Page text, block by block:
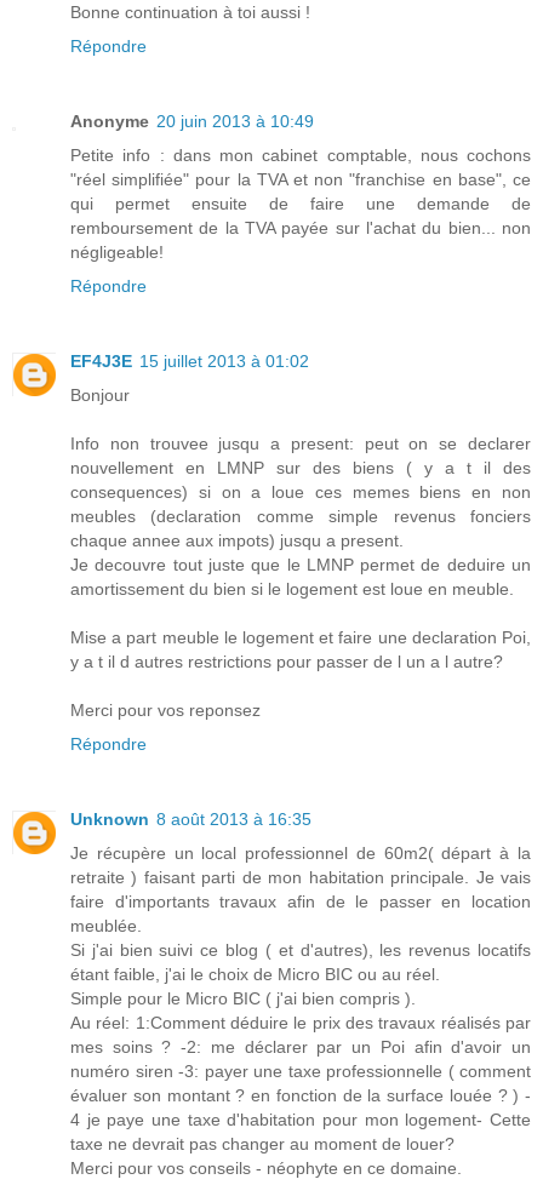
Bonne continuation à toi aussi !
Répondre
Anonyme 20 juin 2013 à 10:49
Petite info : dans mon cabinet comptable, nous cochons
"réel simplifiée" pour la TVA et non "franchise en base", ce
qui permet ensuite de faire une demande de
remboursement de la TVA payée sur l'achat du bien... non
négligeable!
Répondre
EF4J3E 15 juillet 2013 à 01:02
Bonjour
Info non trouvee jusqu a present: peut on se declarer
nouvellement en LMNP sur des biens ( y a t il des
consequences) si on a loue ces memes biens en non
meubles (declaration comme simple revenus fonciers
chaque annee aux impots) jusqu a present.
Je decouvre tout juste que le LMNP permet de deduire un
amortissement du bien si le logement est loue en meuble.
Mise a part meuble le logement et faire une declaration Poi,
y a t il d autres restrictions pour passer de l un a l autre?
Merci pour vos reponsez
Répondre
Unknown 8 août 2013 à 16:35
Je récupère un local professionnel de 60m2( départ à la
retraite ) faisant parti de mon habitation principale. Je vais
faire d'importants travaux afin de le passer en location
meublée.
Si j'ai bien suivi ce blog ( et d'autres), les revenus locatifs
étant faible, j'ai le choix de Micro BIC ou au réel.
Simple pour le Micro BIC ( j'ai bien compris ).
Au réel: 1:Comment déduire le prix des travaux réalisés par
mes soins ? -2: me déclarer par un Poi afin d'avoir un
numéro siren -3: payer une taxe professionnelle ( comment
évaluer son montant ? en fonction de la surface louée ? ) -
4 je paye une taxe d'habitation pour mon logement- Cette
taxe ne devrait pas changer au moment de louer?
Merci pour vos conseils - néophyte en ce domaine.